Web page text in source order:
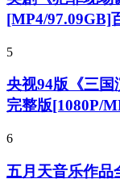
[MP4/97.09GB]
5
央视94版《三国
完整版[1080P/
6
五月天音乐作品